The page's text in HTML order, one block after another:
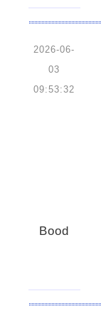
2026-06-
03
09:53:32
Bood